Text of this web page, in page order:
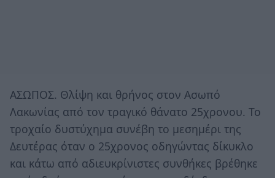
ΑΣΩΠΟΣ. Θλίψη και θρήνος στον Ασωπό
Λακωνίας από τον τραγικό θάνατο 25χρονου. Το
τροχαίο δυστύχημα συνέβη το μεσημέρι της
Δευτέρας όταν ο 25χρονος οδηγώντας δίκυκλο
και κάτω από αδιευκρίνιστες συνθήκες βρέθηκε